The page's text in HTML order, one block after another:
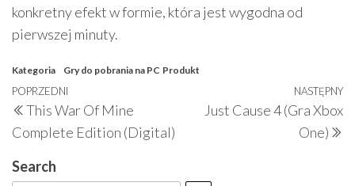
konkretny efekt w formie, która jest wygodna od
pierwszej minuty.
Kategoria Gry do pobrania na PC Produkt
Nawigacja
wpisu
Poprzedni
wpis
POPRZEDNI
This War Of Mine
Complete Edition (Digital)
NASTĘPNY
Just Cause 4 (Gra Xbox
One)
Search